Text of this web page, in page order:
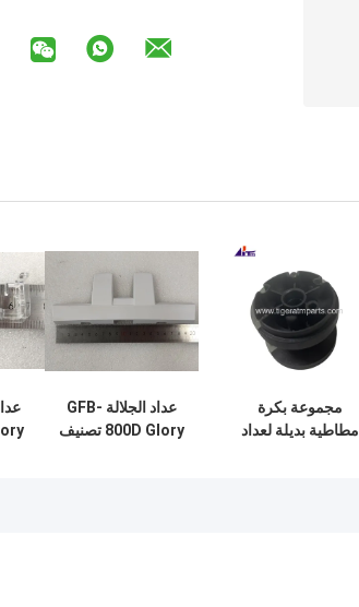
مجموعة بكرة
مطاطية بديلة لعداد
عداد الجلالة GFB-
800D Glory تصنيف